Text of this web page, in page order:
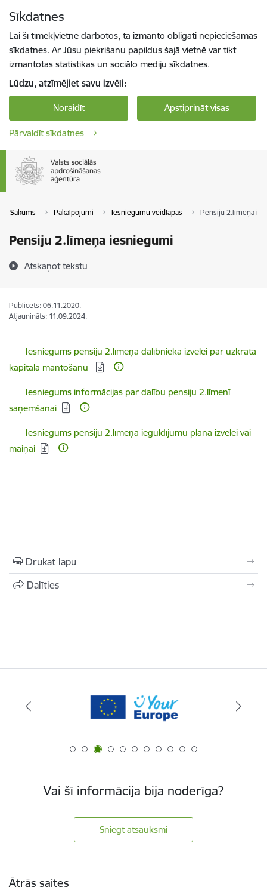
Sīkdatnes
Lai šī tīmekļvietne darbotos, tā izmanto obligāti nepieciešamās
sīkdatnes. Ar Jūsu piekrišanu papildus šajā vietnē var tikt
izmantotas statistikas un sociālo mediju sīkdatnes.
Lūdzu, atzīmējiet savu izvēli:
Noraidīt Apstiprināt visas
Pārvaldīt sīkdatnes
Sākums Pakalpojumi Iesniegumu veidlapas Pensiju 2.līmeņa
Pensiju 2.līmeņa iesniegumi
Atskaņot tekstu
Publicēts: 06.11.2020.
Atjaunināts: 11.09.2024.
Lejupielādēt:
Iesniegums pensiju 2.līmeņa dalībnieka izvēlei par uzkrātā
kapitāla mantošanu
Lejupielādēt:
Iesniegums informācijas par dalību pensiju 2.līmenī
saņemšanai
Lejupielādēt:
Iesniegums pensiju 2.līmeņa ieguldījumu plāna izvēlei vai
maiņai
Drukāt lapu
Dalīties
Vai šī informācija bija noderīga?
Sniegt atsauksmi
Ātrās saites